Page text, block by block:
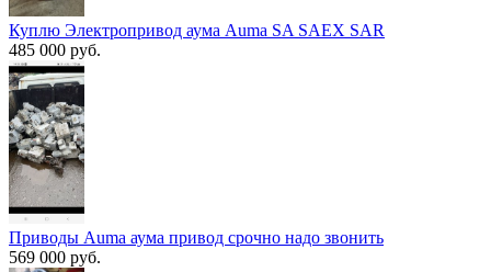
Куплю Электропривод аума Auma SA SAEX SAR
485 000 руб.
Приводы Auma аума привод срочно надо звонить
569 000 руб.